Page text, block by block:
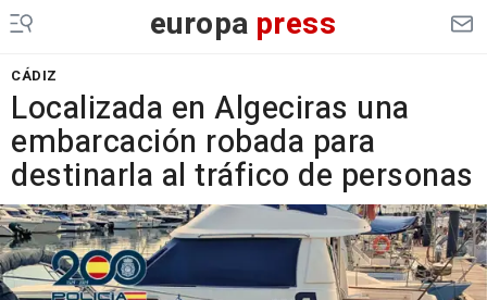
europa press
CÁDIZ
Localizada en Algeciras una
embarcación robada para
destinarla al tráfico de personas